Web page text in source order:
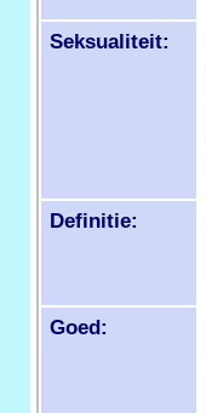
Seksualiteit:
Definitie:
Goed: